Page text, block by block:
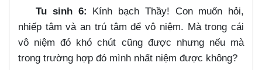
Tu sinh 6: Kính bạch Thầy! Con muốn hỏi,
nhiếp tâm và an trú tâm để vô niệm. Mà trong cái
vô niệm đó khó chút cũng được nhưng nếu mà
trong trường hợp đó mình nhất niệm được không?